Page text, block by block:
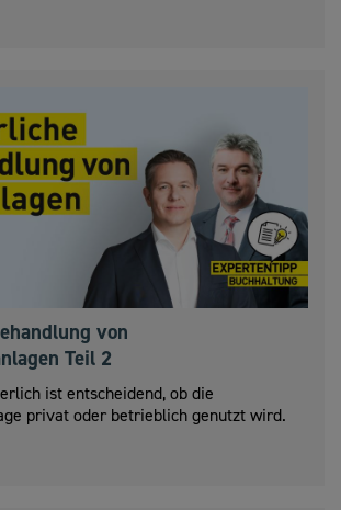
von
Teil 2
ist entscheidend, ob die
privat oder betrieblich genutzt wird.